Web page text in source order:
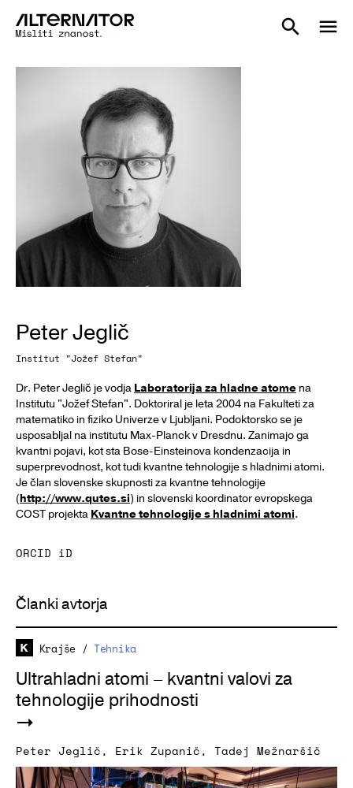
Peter Jeglič
Institut "Jožef Stefan"
Dr. Peter Jeglič je vodja Laboratorija za hladne atome na
Institutu "Jožef Stefan". Doktoriral je leta 2004 na Fakulteti za
matematiko in fiziko Univerze v Ljubljani. Podoktorsko se je
usposabljal na institutu Max-Planck v Dresdnu. Zanimajo ga
kvantni pojavi, kot sta Bose-Einsteinova kondenzacija in
superprevodnost, kot tudi kvantne tehnologije s hladnimi atomi.
Je član slovenske skupnosti za kvantne tehnologije
(http://www.qutes.si) in slovenski koordinator evropskega
COST projekta Kvantne tehnologije s hladnimi atomi.
ORCID iD
Članki avtorja
Krajše /Tehnika
Ultrahladni atomi – kvantni valovi za
tehnologije prihodnosti
Peter Jeglič, Erik Zupanič, Tadej Mežnaršič